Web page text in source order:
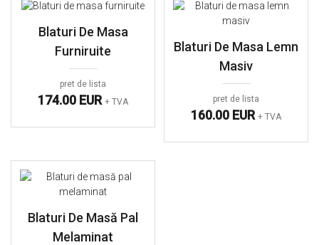
Blaturi De Masa
Furniruite
pret de lista
174.00 EUR + TVA
Blaturi De Masa Lemn
Masiv
pret de lista
160.00 EUR + TVA
Blaturi De Masă Pal
Melaminat